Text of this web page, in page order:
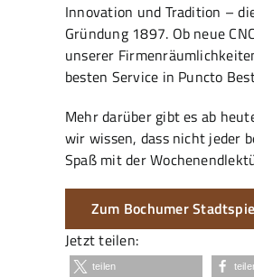
Innovation und Tradition –
Gründung 1897. Ob neue
unserer
besten Service in Puncto
Mehr darüber gibt es ab
wir wissen, dass nicht jeder
Spaß mit der
Zum Bochumer
Jetzt teilen:
teilen